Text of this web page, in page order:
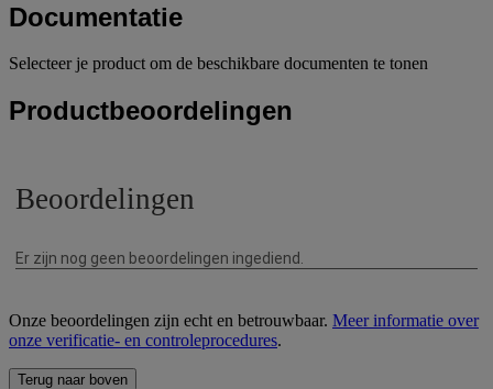
Documentatie
Selecteer je product om de beschikbare documenten te tonen
Productbeoordelingen
Onze beoordelingen zijn echt en betrouwbaar. Meer informatie over
onze verificatie- en controleprocedures.
Terug naar boven